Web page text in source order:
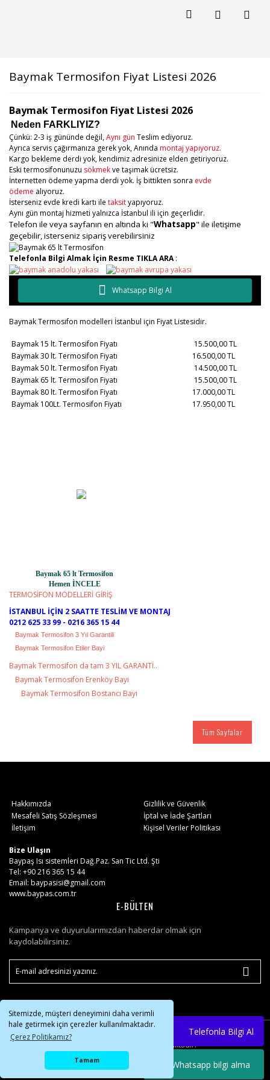
Sitemizde, müşteri deneyimini daha verimli
hale getirmek için çerezler kullanılmaktadır.
Çerez Politikamız?
Tamam Whatsapp bilgi alma
Baymak Termosifon Fiyat Listesi 2026
Baymak Termosifon Fiyat Listesi 2026
Neden FARKLIYIZ?
Çünkü: 2-3 iş gününde değil,Aynı gün Teslim ediyoruz.
Ayrıca servis çağırmanıza gerek yok, Anında montaj yapıyoruz.
Kargo bekleme derdi yok, kendimiz adresinize elden getiriyoruz.
Eski termosifonunuzu sökmekve taşımak ücretsiz.
İnternetten ödeme yapma derdi yok. İş bittikten sonra evde
ödeme alıyoruz.
İsterseniz evde kredi kartı ile taksityapıyoruz.
Aynı gün montaj hizmeti yalnızca İstanbul ili için geçerlidir.
Telefon ile veya sayfanın en altında ki "Whatsapp" ile iletişime
geçebilir, isterseniz sipariş verebilirsiniz
Telefonla Bilgi Almak İçin Resme TIKLA ARA:
Whatsapp Bilgi Al
Baymak Termosifon modelleri İstanbul için Fiyat Listesidir.
Baymak 15 lt. Termosifon Fiyatı
15.500,00 TL
Baymak 30 lt. Termosifon Fiyatı
16.500,00 TL
Baymak 50 lt. Termosifon Fiyatı
14.500,00 TL
Baymak 65 lt. Termosifon Fiyatı
15.500,00 TL
Baymak 80 lt. Termosifon Fiyatı
17.000,00 TL
Baymak 100Lt. Termosifon Fiyatı
17.950,00 TL
Baymak 65 lt Termosifon
Hemen İNCELE
TERMOSİFON MODELLERİ GİRİŞ
İSTANBUL İÇİN 2 SAATTE TESLİM VE MONTAJ
0212 625 33 99 - 0216 365 15 44
Baymak Termosifon 3 Yıl Garantili
Baymak Termosifon Etiler Bayi
Baymak Termosifon da tam 3 YIL GARANTİ..
Baymak Termosifon Erenköy Bayi
Baymak Termosifon Bostancı Bayi
Tüm Sayfalar
Hakkımızda
Gizlilik ve Güvenlik
Mesafeli Satış Sözleşmesi
İptal ve İade Şartları
İletişim
Kişisel Veriler Politikası
Bize Ulaşın
Baypaş Isı sistemleri Dağ.Paz. San Tic Ltd. Şti
Tel: +90 216 365 15 44
Email: baypasisi@gmail.com
www.baypas.com.tr
E-BÜLTEN
Kampanya ve duyurularımızdan haberdar olmak için
kaydolabilirsiniz.
© Tüm hakları saklıdır. Kredi kartı bilgileriniz 256bit
SSL sertifikası ile korunmaktadır.
IdeaSoft ® |E-ticaret Paketleri ile hazırlanmıştır.
Telefonla Bilgi Al